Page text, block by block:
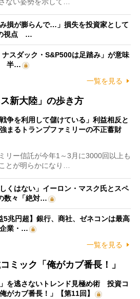
ない姿勢を示して…
み損が膨らんで…」損失を投資家として
の視点 …
ナスダック・S&P500は足踏み」が意味
半…
一覧を見る
新大陸」の歩き方
戦争を利用して儲けている」利益相反と
まるトランプファミリーの不正蓄財
リー信託が今年1～3月に3000回以上も
とが明らかになり…
くはない」イーロン・マスク氏とスペ
数々「絶対…
5兆円超】銀行、商社、ゼネコンは最高
業・…
一覧を見る
ミック「俺がカブ番長！」
」を逃さないトレンド見極め術 投資コ
がカブ番長！」【第11回】